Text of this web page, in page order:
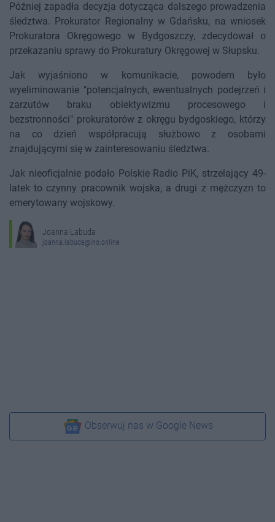
Później zapadła decyzja dotycząca dalszego prowadzenia
śledztwa. Prokurator Regionalny w Gdańsku, na wniosek
Prokuratora Okręgowego w Bydgoszczy, zdecydował o
przekazaniu sprawy do Prokuratury Okręgowej w Słupsku.
Jak wyjaśniono w komunikacie, powodem było
wyeliminowanie "potencjalnych, ewentualnych podejrzeń i
zarzutów braku obiektywizmu procesowego i
bezstronności" prokuratorów z okręgu bydgoskiego, którzy
na co dzień współpracują służbowo z osobami
znajdującymi się w zainteresowaniu śledztwa.
Jak nieoficjalnie podało Polskie Radio PiK, strzelający 49-
latek to czynny pracownik wojska, a drugi z mężczyzn to
emerytowany wojskowy.
Joanna Labuda
joanna.labuda@ino.online
Obserwuj nas w Google News